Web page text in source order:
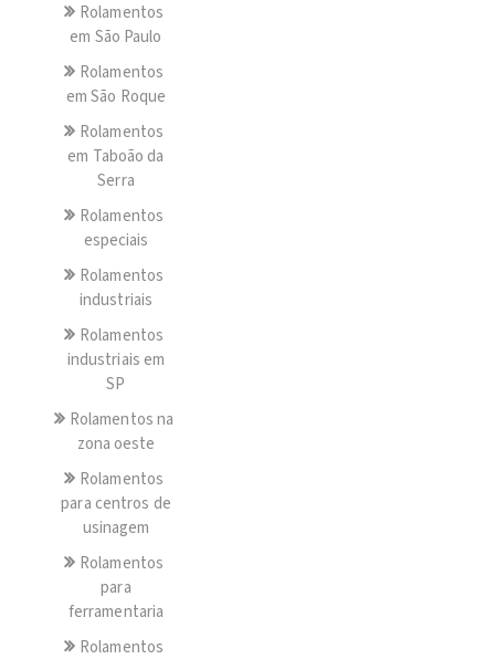
Rolamentos
em São Paulo
Rolamentos
em São Roque
Rolamentos
em Taboão da
Serra
Rolamentos
especiais
Rolamentos
industriais
Rolamentos
industriais em
SP
Rolamentos na
zona oeste
Rolamentos
para centros de
usinagem
Rolamentos
para
ferramentaria
Rolamentos